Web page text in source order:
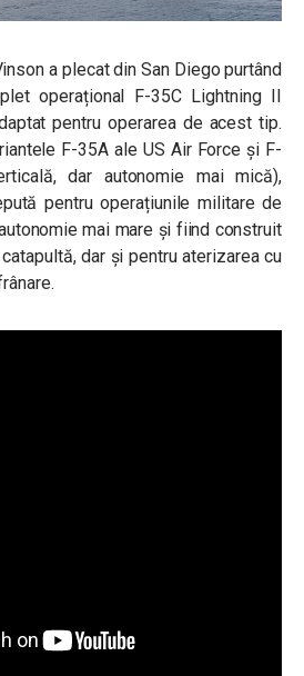
a plecat din San Diego purtând
operațional F-35C Lightning II
pentru operarea de acest tip.
F-35A ale US Air Force și F-
dar autonomie mai mică),
pentru operațiunile militare de
mai mare și fiind construit
dar și pentru aterizarea cu